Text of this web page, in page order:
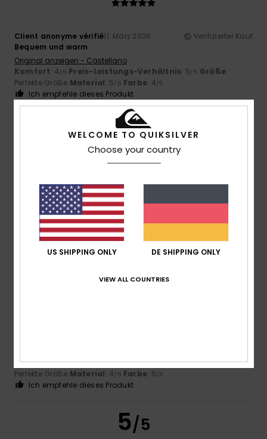
Client anonyme vérifié11. März 2026
Verifizierter Kauf
Bequem und warm
Original anzeigen - Castellano
Komfort: 4/5 Preis-Leistungs-Verhältnis: 5/5 Größe:
Perfekte Größe Material: 5/5 Farbe: 4/5
Ich empfehle dieses Produkt
5/5
Client anonyme vérifié11. März 2026
Verifizierter Kauf
Preis-Leistungs-Verhältnis
Original anzeigen - Castellano
Komfort: 5/5 Preis-Leistungs-Verhältnis: 5/5 Größe:
Perfekte GrößeMaterial: 5/5 Farbe
5/5
Komfort: 5/5 Preis-Leistungs-Verhältnis: 5/5 Größe:
Perfekte Größe Material: 4/5 Farbe: 5/5
Ich empfehle dieses Produkt
5/5
WELCOME TO QUIKSILVER
Choose your country
US SHIPPING ONLY DE SHIPPING ONLY
VIEW ALL COUNTRIES